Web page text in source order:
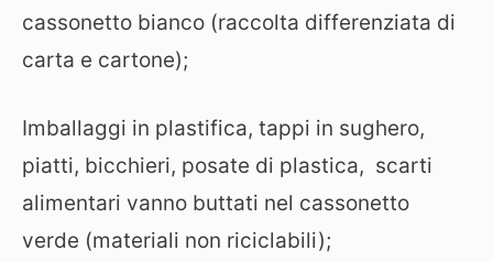
cassonetto bianco (raccolta differenziata di
carta e cartone);
Imballaggi in plastifica, tappi in sughero,
piatti, bicchieri, posate di plastica, scarti
alimentari vanno buttati nel cassonetto
verde (materiali non riciclabili);